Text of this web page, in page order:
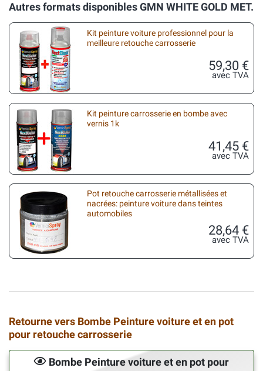
Autres formats disponibles GMN WHITE GOLD MET.
Kit peinture voiture professionnel pour la
meilleure retouche carrosserie
59,30 €
avec TVA
Kit peinture carrosserie en bombe avec
vernis 1k
41,45 €
avec TVA
Pot retouche carrosserie métallisées et
nacrées: peinture voiture dans teintes
automobiles
28,64 €
avec TVA
Retourne vers Bombe Peinture voiture et en pot
pour retouche carrosserie
Bombe Peinture voiture et en pot pour